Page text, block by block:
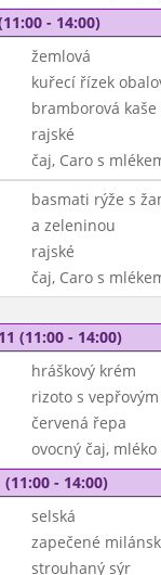
- 14:00)
žemlová
kuřecí řízek
bramborová kaše
rajské
čaj, Caro s
basmati rýže s
a zeleninou
rajské
čaj, Caro s
(11:00 - 14:00)
hráškový krém
rizoto s
červená řepa
ovocný čaj, mléko
- 14:00)
selská
zapečené
strouhaný sýr